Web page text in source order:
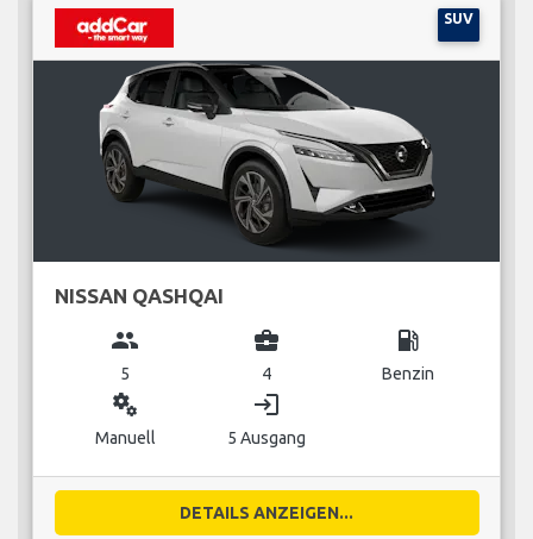
SUV
NISSAN QASHQAI
group
5
business_center
4
local_gas_station
Benzin
miscellaneous_services
Manuell
login
5 Ausgang
DETAILS ANZEIGEN...